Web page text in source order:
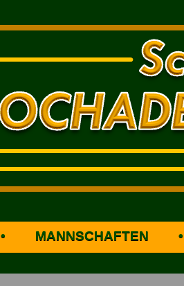
• MANNSCHAFTEN •